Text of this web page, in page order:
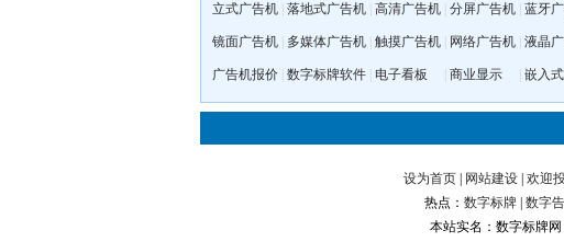
立式广告机 落地式广告机 高清广告机 分屏广告机 蓝牙
镜面广告机 多媒体广告机 触摸广告机 网络广告机 液晶
广告机报价 数字标牌软件 电子看板 商业显示 嵌入
设为首页 网站建设 欢迎
热点： 数字标牌 数字
本站实名：数字标牌网